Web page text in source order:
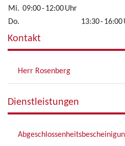
Mi. 09:00-12:00Uhr
Do.
13:30-16:00
Kontakt
Herr Rosenberg
Dienstleistungen